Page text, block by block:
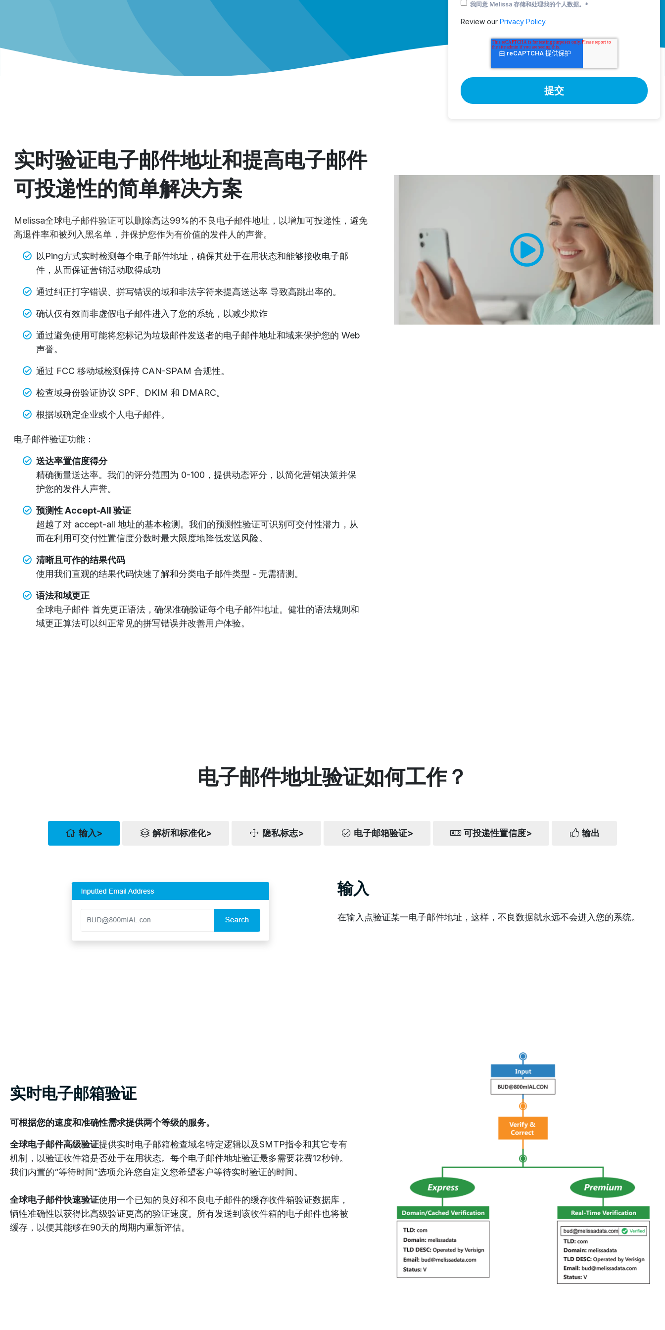
我同意 Melissa 存储和处理我的个人数据。 *
Review our Privacy Policy.
实时验证电子邮件地址和提高电子邮件
可投递性的简单解决方案
Melissa全球电子邮件验证可以删除高达99%的不良电子邮件地址，以增加可投递性，避免
高退件率和被列入黑名单，并保护您作为有价值的发件人的声誉。
以Ping方式实时检测每个电子邮件地址，确保其处于在用状态和能够接收电子邮
件，从而保证营销活动取得成功
通过纠正打字错误、拼写错误的域和非法字符来提高送达率 导致高跳出率的。
确认仅有效而非虚假电子邮件进入了您的系统，以减少欺诈
通过避免使用可能将您标记为垃圾邮件发送者的电子邮件地址和域来保护您的 Web
声誉。
通过 FCC 移动域检测保持 CAN-SPAM 合规性。
检查域身份验证协议 SPF、DKIM 和 DMARC。
根据域确定企业或个人电子邮件。
电子邮件验证功能：
送达率置信度得分
精确衡量送达率。我们的评分范围为 0-100，提供动态评分，以简化营销决策并保
护您的发件人声誉。
预测性 Accept-All 验证
超越了对 accept-all 地址的基本检测。我们的预测性验证可识别可交付性潜力，从
而在利用可交付性置信度分数时最大限度地降低发送风险。
清晰且可作的结果代码
使用我们直观的结果代码快速了解和分类电子邮件类型 - 无需猜测。
语法和域更正
全球电子邮件 首先更正语法，确保准确验证每个电子邮件地址。健壮的语法规则和
域更正算法可以纠正常见的拼写错误并改善用户体验。
电子邮件地址验证如何工作？
输入
在输入点验证某一电子邮件地址，这样，不良数据就永远不会进入您的系统。
输入> 解析和标准化> 隐私标志> 电子邮箱验证> 可投递性置信度> 输出
实时电子邮箱验证
可根据您的速度和准确性需求提供两个等级的服务。
全球电子邮件高级验证提供实时电子邮箱检查域名特定逻辑以及SMTP指令和其它专有
机制，以验证收件箱是否处于在用状态。每个电子邮件地址验证最多需要花费12秒钟。
我们内置的“等待时间”选项允许您自定义您希望客户等待实时验证的时间。
全球电子邮件快速验证使用一个已知的良好和不良电子邮件的缓存收件箱验证数据库，
牺牲准确性以获得比高级验证更高的验证速度。所有发送到该收件箱的电子邮件也将被
缓存，以便其能够在90天的周期内重新评估。